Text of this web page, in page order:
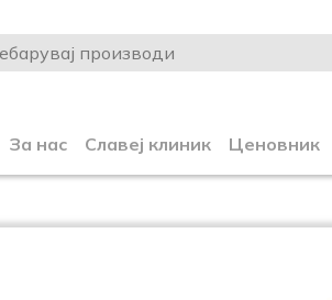
За нас Славеј клиник Ценовник